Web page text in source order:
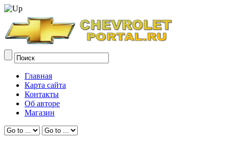
Главная
Карта сайта
Контакты
Об авторе
Магазин